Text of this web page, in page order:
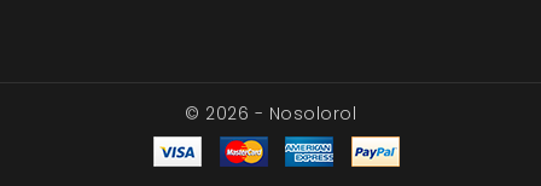
© 2026 - Nosolorol